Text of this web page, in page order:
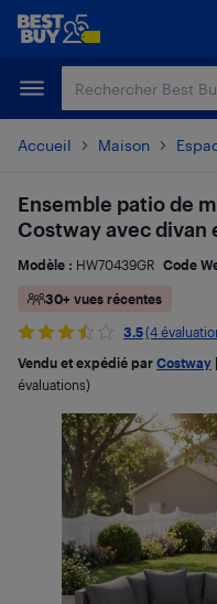
Passer
principal
Passer
Accueil Maison
Ensemble patio de
Costway avec divan
Modèle : HW70439GR Code
30+ vues récentes
3.5(4
Vendu et expédié par Costway
évaluations)